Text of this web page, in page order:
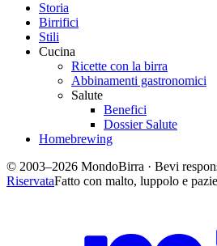
Storia
Birrifici
Stili
Cucina
Ricette con la birra
Abbinamenti gastronomici
Salute
Benefici
Dossier Salute
Homebrewing
© 2003–2026 MondoBirra · Bevi
RiservataFatto con malto, luppolo e